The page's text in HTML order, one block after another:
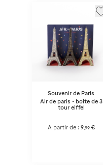
Souvenir de Paris
Air de paris - boite de 3
tour eiffel
A partir de : 9, 99 €